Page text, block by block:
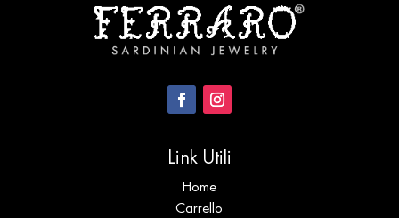
Link Utili
Home
Carrello